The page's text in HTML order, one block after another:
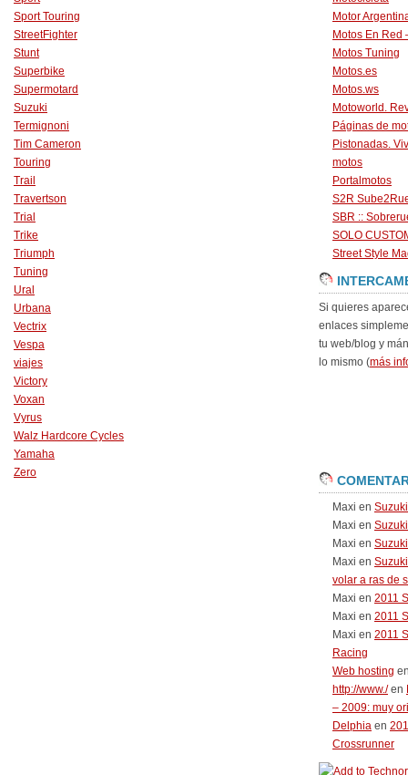
Sport Touring
StreetFighter
Stunt
Superbike
Supermotard
Suzuki
Termignoni
Tim Cameron
Touring
Trail
Travertson
Trial
Trike
Triumph
Tuning
Ural
Urbana
Vectrix
Vespa
viajes
Victory
Voxan
Vyrus
Walz Hardcore Cycles
Yamaha
Zero
Motor
Motos En Red
Motos Tuning
Motos.es
Motos.ws
Motoworld.
Páginas de
Pistonadas.
motos
Portalmotos
S2R
SBR ::
SOLO
Street Style
Si quieres
enlaces
tu web/blog y
lo mismo (más
Maxi en
Maxi en
Maxi en
Maxi en
volar a ras de
Maxi en 2011
Maxi en 2011
Maxi en 2011
Racing
Web hosting
http://www./en
– 2009: muy
Delphia en
Crossrunner